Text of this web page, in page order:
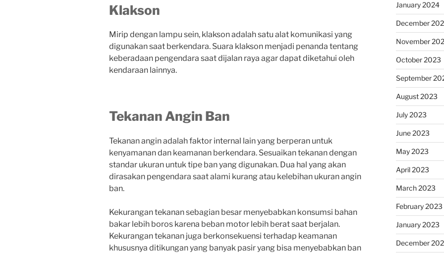
Klakson
Mirip dengan lampu sein, klakson adalah satu alat komunikasi yang
digunakan saat berkendara. Suara klakson menjadi penanda tentang
keberadaan pengendara saat dijalan raya agar dapat diketahui oleh
kendaraan lainnya.
Tekanan Angin Ban
Tekanan angin adalah faktor internal lain yang berperan untuk
kenyamanan dan keamanan berkendara. Sesuaikan tekanan dengan
standar ukuran untuk tipe ban yang digunakan. Dua hal yang akan
dirasakan pengendara saat alami kurang atau kelebihan ukuran angin
ban.
Kekurangan tekanan sebagian besar menyebabkan konsumsi bahan
bakar lebih boros karena beban motor lebih berat saat berjalan.
Kekurangan tekanan juga berkonsekuensi terhadap keamanan
khususnya ditikungan yang banyak pasir yang bisa menyebabkan ban
January 2024
December
November
October 2023
September
August 2023
July 2023
June 2023
May 2023
April 2023
March 2023
February 2023
January 2023
December